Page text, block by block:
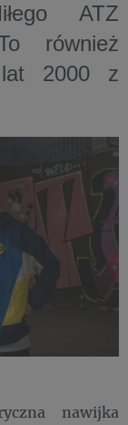
ATZ
również
lat 2000 z
nawijka